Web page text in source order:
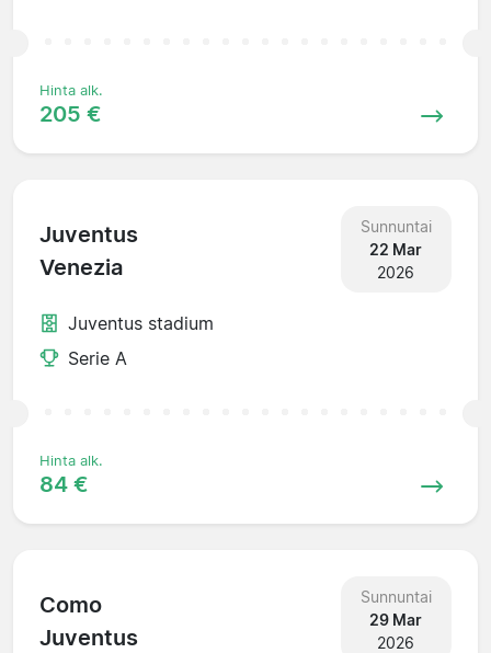
Hinta alk.
205 €
Juventus
Venezia
Sunnuntai
22 Mar
2026
Juventus stadium
Serie A
Hinta alk.
84 €
Como
Juventus
Sunnuntai
29 Mar
2026